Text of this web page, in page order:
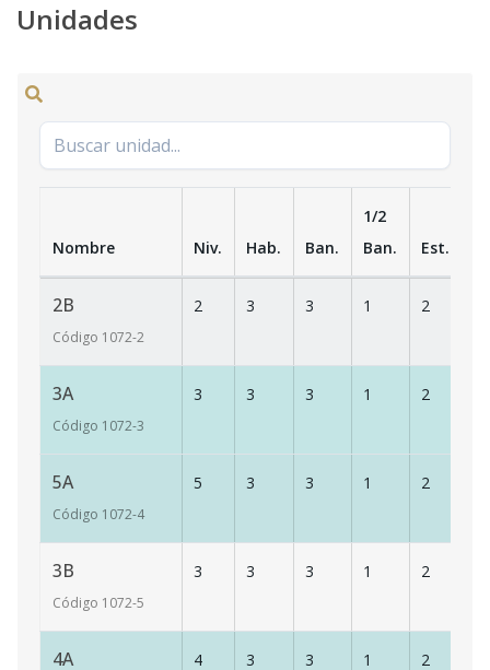
Unidades
Nombre Niv. Hab. Ban.
1/2
Ban.
Est.
2B
Código 1072-2
2 3 3 1 2
3A
Código 1072-3
3 3 3 1 2
5A
Código 1072-4
5 3 3 1 2
3B
Código 1072-5
3 3 3 1 2
4A 4 3 3 1 2